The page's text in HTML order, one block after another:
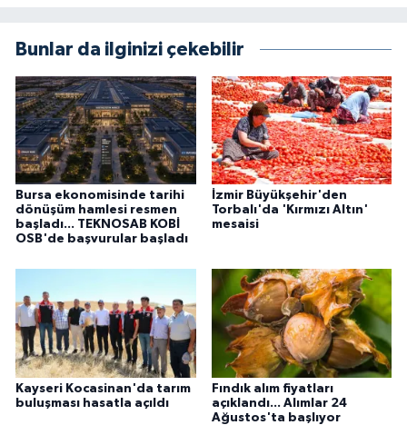
Bunlar da ilginizi çekebilir
Bursa ekonomisinde tarihi
dönüşüm hamlesi resmen
başladı... TEKNOSAB KOBİ
OSB'de başvurular başladı
İzmir Büyükşehir'den
Torbalı'da 'Kırmızı Altın'
mesaisi
Kayseri Kocasinan'da tarım
buluşması hasatla açıldı
Fındık alım fiyatları
açıklandı... Alımlar 24
Ağustos'ta başlıyor